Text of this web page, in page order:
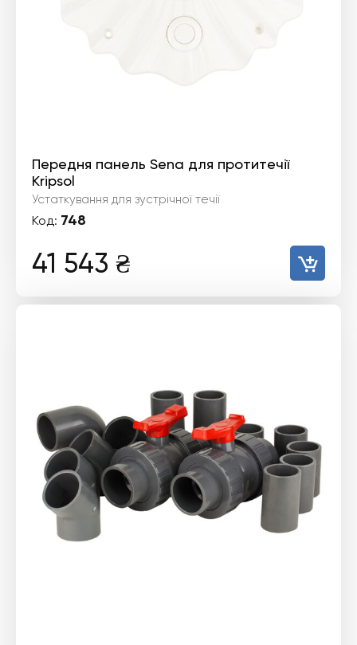
Передня панель Sena для протитечії
Kripsol
Устаткування для зустрічної течії
Код: 748
41 543 ₴